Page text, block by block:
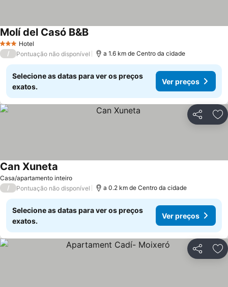
3 EstrelasHotel
Molí del Casó B&BVer preços
/ Pontuação não disponível a 1.6 km de Centro da cidade
Selecione as datas para ver os preços
exatos.
Ver preços
Partilhar
Casa/apartamento inteiro
Can Xuneta
/ Pontuação não disponível a 0.2 km de Centro da cidade
Selecione as datas para ver os preços
exatos.
Ver preços
Partilhar